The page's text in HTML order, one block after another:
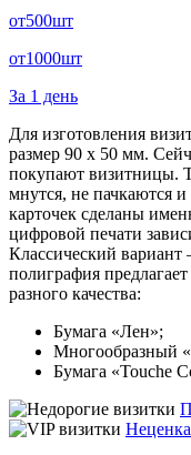
от500шт
от1000шт
За 1 день
Для изготовления
размер 90 х 50 мм.
покупают визитницы.
мнутся, не пачкаются
карточек сделаны
цифровой печати
Классический вариант
полиграфия предлагает
разного качества:
Бумага «Лен»;
Многообразный
Бумага «Touche
Неценка